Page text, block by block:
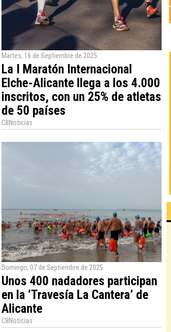
Martes, 16 de Septiembre de 2025
La I Maratón Internacional
Elche-Alicante llega a los 4.000
inscritos, con un 25% de atletas
de 50 países
CBNoticias
Domingo, 07 de Septiembre de 2025
Unos 400 nadadores participan
en la ‘Travesía La Cantera’ de
Alicante
CBNoticias